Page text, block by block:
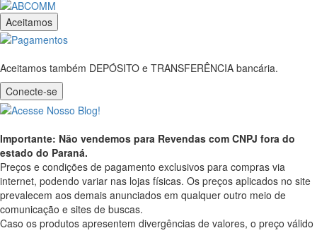
Aceitamos
Aceitamos também DEPÓSITO e TRANSFERÊNCIA bancária.
Conecte-se
Importante: Não vendemos para Revendas com CNPJ fora do
estado do Paraná.
Preços e condições de pagamento exclusivos para compras via
internet, podendo variar nas lojas físicas. Os preços aplicados no site
prevalecem aos demais anunciados em qualquer outro meio de
comunicação e sites de buscas.
Caso os produtos apresentem divergências de valores, o preço válido